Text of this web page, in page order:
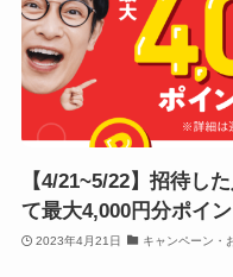
【4/21~5/22】招待し
て最大4,000円分ポイ
2023年4月21日 キャンペーン・